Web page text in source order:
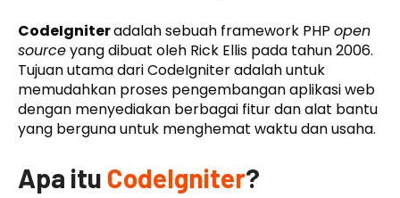
CodeIgniteradalah sebuah framework PHP open
sourceyang dibuat oleh Rick Ellis pada tahun 2006.
Tujuan utama dari CodeIgniter adalah untuk
memudahkan proses pengembangan aplikasi web
dengan menyediakan berbagai fitur dan alat bantu
yang berguna untuk menghemat waktu dan usaha.
Apa itu CodeIgniter?